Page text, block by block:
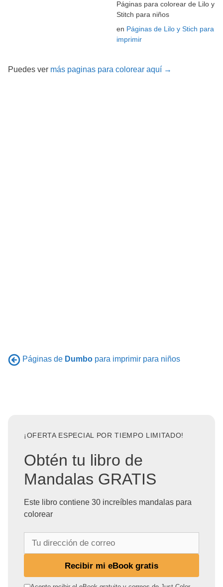
Páginas para colorear de Lilo y
Stitch para niños
en Páginas de Lilo y Stich para
imprimir
Puedes ver más paginas para colorear aquí →
Páginas de Dumbo para imprimir para niños
¡OFERTA ESPECIAL POR TIEMPO LIMITADO!
Obtén tu libro de
Mandalas GRATIS
Este libro contiene 30 increíbles mandalas para
colorear
Recibir mi eBook gratis